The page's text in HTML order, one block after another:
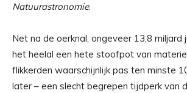
Natuurastronomie.
Net na de oerknal, ongeveer 13,8 miljard
het heelal een hete stoofpot van
flikkerden waarschijnlijk pas ten minste
later – een slecht begrepen tijdperk van